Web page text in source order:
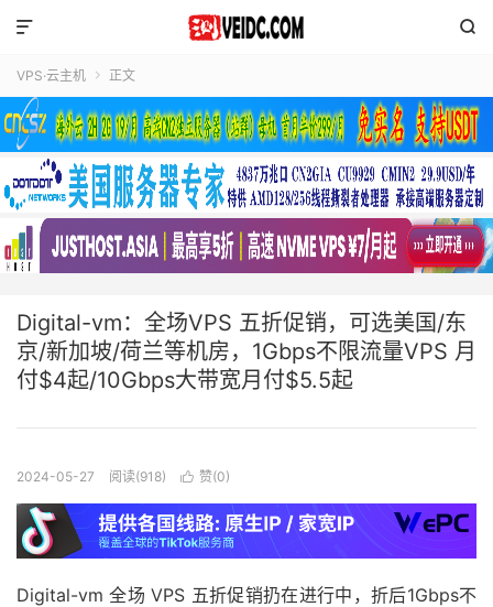


VPS·云主机  正文
Digital-vm：全场VPS 五折促销，可选美国/东
京/新加坡/荷兰等机房，1Gbps不限流量VPS 月
付$4起/10Gbps大带宽月付$5.5起
2024-05-27 阅读(918)  赞(0)
Digital-vm 全场 VPS 五折促销扔在进行中，折后1Gbps不